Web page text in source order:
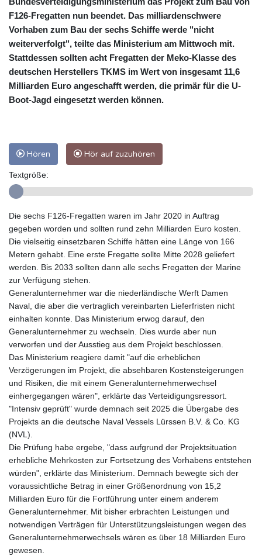
F126-Fregatten nun beendet. Das milliardenschwere
Vorhaben zum Bau der sechs Schiffe werde "nicht
weiterverfolgt", teilte das Ministerium am Mittwoch mit.
Stattdessen sollten acht Fregatten der Meko-Klasse des
deutschen Herstellers TKMS im Wert von insgesamt 11,6
Milliarden Euro angeschafft werden, die primär für die U-
Boot-Jagd eingesetzt werden können.
Hören Hör auf zuzuhören
Textgröße:
Die sechs F126-Fregatten waren im Jahr 2020 in Auftrag
gegeben worden und sollten rund zehn Milliarden Euro kosten.
Die vielseitig einsetzbaren Schiffe hätten eine Länge von 166
Metern gehabt. Eine erste Fregatte sollte Mitte 2028 geliefert
werden. Bis 2033 sollten dann alle sechs Fregatten der Marine
zur Verfügung stehen.
Generalunternehmer war die niederländische Werft Damen
Naval, die aber die vertraglich vereinbarten Lieferfristen nicht
einhalten konnte. Das Ministerium erwog darauf, den
Generalunternehmer zu wechseln. Dies wurde aber nun
verworfen und der Ausstieg aus dem Projekt beschlossen.
Das Ministerium reagiere damit "auf die erheblichen
Verzögerungen im Projekt, die absehbaren Kostensteigerungen
und Risiken, die mit einem Generalunternehmerwechsel
einhergegangen wären", erklärte das Verteidigungsressort.
"Intensiv geprüft" wurde demnach seit 2025 die Übergabe des
Projekts an die deutsche Naval Vessels Lürssen B.V. & Co. KG
(NVL).
Die Prüfung habe ergebe, "dass aufgrund der Projektsituation
erhebliche Mehrkosten zur Fortsetzung des Vorhabens entstehen
würden", erklärte das Ministerium. Demnach bewegte sich der
voraussichtliche Betrag in einer Größenordnung von 15,2
Milliarden Euro für die Fortführung unter einem anderem
Generalunternehmer. Mit bisher erbrachten Leistungen und
notwendigen Verträgen für Unterstützungsleistungen wegen des
Generalunternehmerwechsels wären es über 18 Milliarden Euro
gewesen.